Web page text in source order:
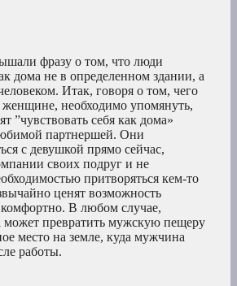
фразу о том, что люди
дома не в определенном здании, а
Итак, говоря о том, чего
необходимо упомянуть,
”чувствовать себя как дома»
партнершей. Они
с девушкой прямо сейчас,
своих подруг и не
притворяться кем-то
ценят возможность
комфортно. В любом случае,
превратить мужскую пещеру
место на земле, куда мужчина
работы.